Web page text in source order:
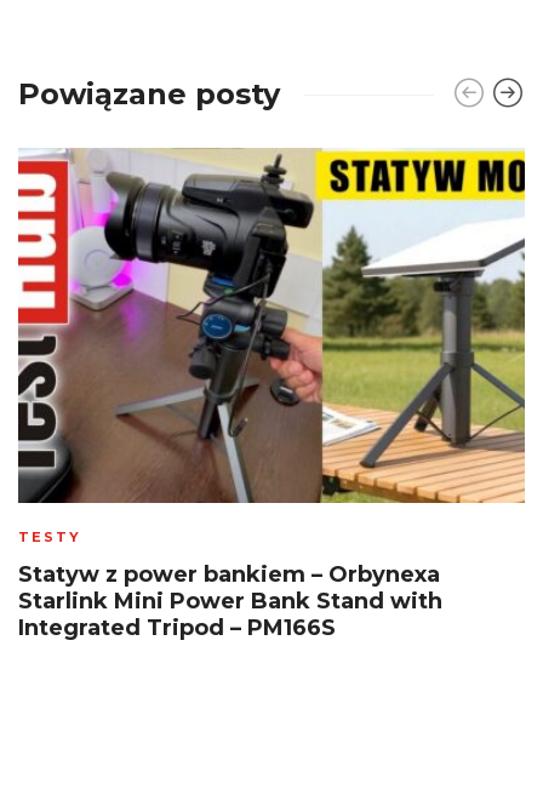
Powiązane posty
TESTY
Statyw z power bankiem – Orbynexa
Starlink Mini Power Bank Stand with
Integrated Tripod – PM166S